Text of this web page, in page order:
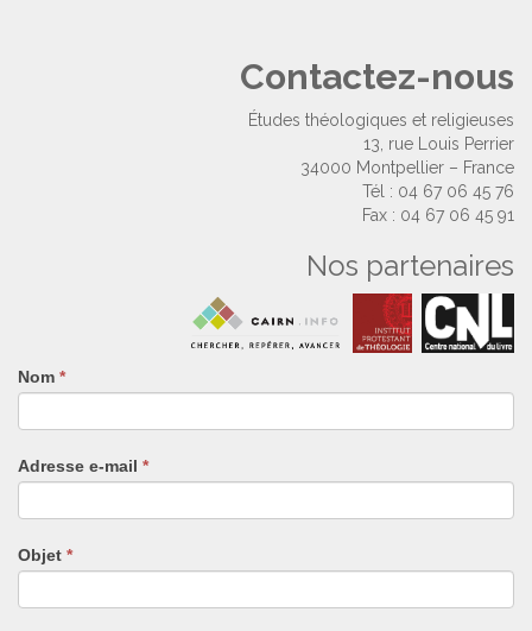
Contactez-nous
Études théologiques et religieuses
13, rue Louis Perrier
34000 Montpellier – France
Tél : 04 67 06 45 76
Fax : 04 67 06 45 91
Nos partenaires
Nom *
Adresse e-mail *
Objet *
Si
vous
êtes
humain,
remplissez
ce